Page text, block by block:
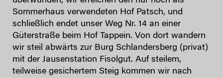
Sommerhaus verwendeten Hof Patsch, und
schließlich endet unser Weg Nr. 14 an einer
Güterstraße beim Hof Tappein. Von dort wandern
wir steil abwärts zur Burg Schlandersberg (privat)
mit der Jausenstation Fisolgut. Auf steilem,
teilweise gesichertem Steig kommen wir nach